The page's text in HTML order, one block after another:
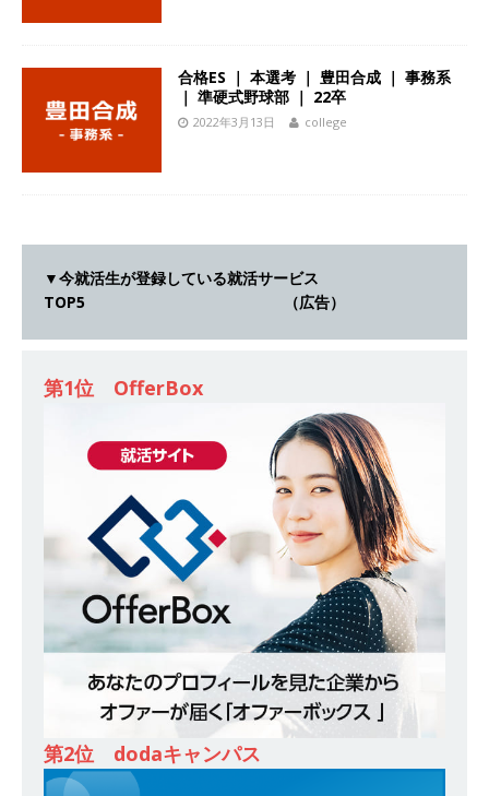
知名度抜群の総合不動産会社 ｜ マンション販売
戸数近畿圏第3位 ｜ 初任給30万+手当、1年目で
業界研究・企業説明会 】 世界最大級の金融サー
ビス機関 ｜ BtoBtoCの代理店営業 ｜ 20代で年
120日以上 ｜ ジブラルタ生命
[ 2026年5月14日 ]
【 28卒｜営業職向けオープ
ンカンパニー 】世界トップシェアの半導体技術
を持つグローバルメーカー ｜ 年間休日129日・
土日祝完全休み ｜ 売上高1,138億円 ｜ プライム
上場 ｜ 新電元工業
体育会積極採用企業
[ 2026年5月14日 ] 【 28卒 ｜ 適性検査合否免
除・面接確約!! ｜ 1dayインターンあり 】 東京勤
務限定 ｜ 世界No.1の不動産投資市場東京で投資
住宅販売をリードする企業 ｜ 土地仕入れから物
合格ES ｜ 本選考 ｜ 豊田合成 ｜ 事務系
｜ 準硬式野球部 ｜ 22卒
2022年3月13日 college
▼今就活生が登録している就活サービス
TOP5 （広告）
第1位 OfferBox
第2位 dodaキャンパス